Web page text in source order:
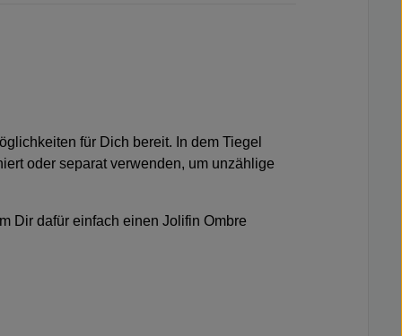
für Dich bereit. In dem Tiegel
oder separat verwenden, um unzählige
Dir dafür einfach einen Jolifin Ombre